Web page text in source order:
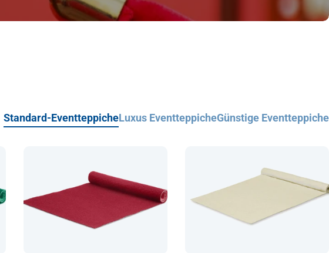
Standard-EventteppicheLuxus EventteppicheGünstige Eventteppiche